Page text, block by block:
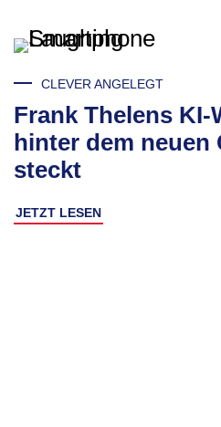
CLEVER ANGELEGT
Frank Thelens KI-
hinter dem neuen
steckt
JETZT LESEN